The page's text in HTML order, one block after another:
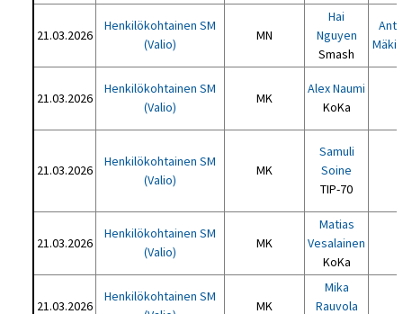
21.03.2026
Henkilökohtainen SM
(Valio)
MN
Hai
Nguyen
Smash
21.03.2026
Henkilökohtainen SM
(Valio)
MK
Alex Naumi
KoKa
21.03.2026
Henkilökohtainen SM
(Valio)
MK
Samuli
Soine
TIP-70
21.03.2026
Henkilökohtainen SM
(Valio)
MK
Matias
Vesalainen
KoKa
21.03.2026
Henkilökohtainen SM
MK
Mika
Rauvola